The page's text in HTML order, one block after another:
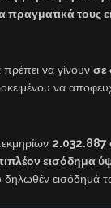
τους
πρέπει να γίνουν σε
να
2.032.887
εισόδημα
εισόδημά